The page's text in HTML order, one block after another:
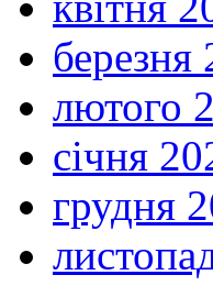
березня
лютого
січня
грудня